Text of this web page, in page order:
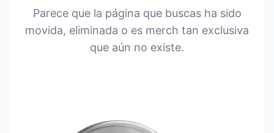
Parece que la página que buscas ha sido
movida, eliminada o es merch tan exclusiva
que aún no existe.